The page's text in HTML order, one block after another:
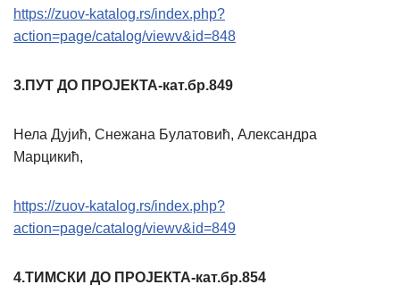
https://zuov-katalog.rs/index.php?
action=page/catalog/viewv&id=848
3.ПУТ ДО ПРОЈЕКТА-кат.бр.849
Нела Дујић, Снежана Булатовић, Александра
Марцикић,
https://zuov-katalog.rs/index.php?
action=page/catalog/viewv&id=849
4.ТИМСКИ ДО ПРОЈЕКТА-кат.бр.854